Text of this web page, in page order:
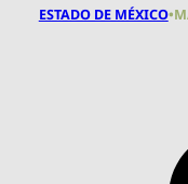
ESTADO DE MÉXICO•